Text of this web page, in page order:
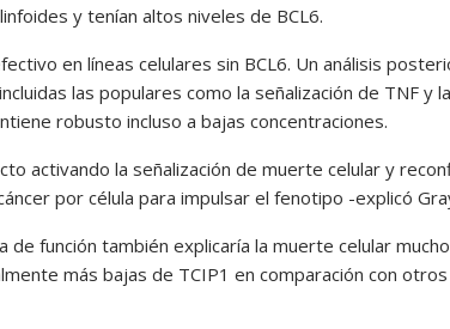
y tenían altos niveles de BCL6.
en líneas celulares sin BCL6. Un análisis
las populares como la señalización de TNF y
robusto incluso a bajas concentraciones.
activando la señalización de muerte celular y
por célula para impulsar el fenotipo -explicó
de función también explicaría la muerte celular
más bajas de TCIP1 en comparación con